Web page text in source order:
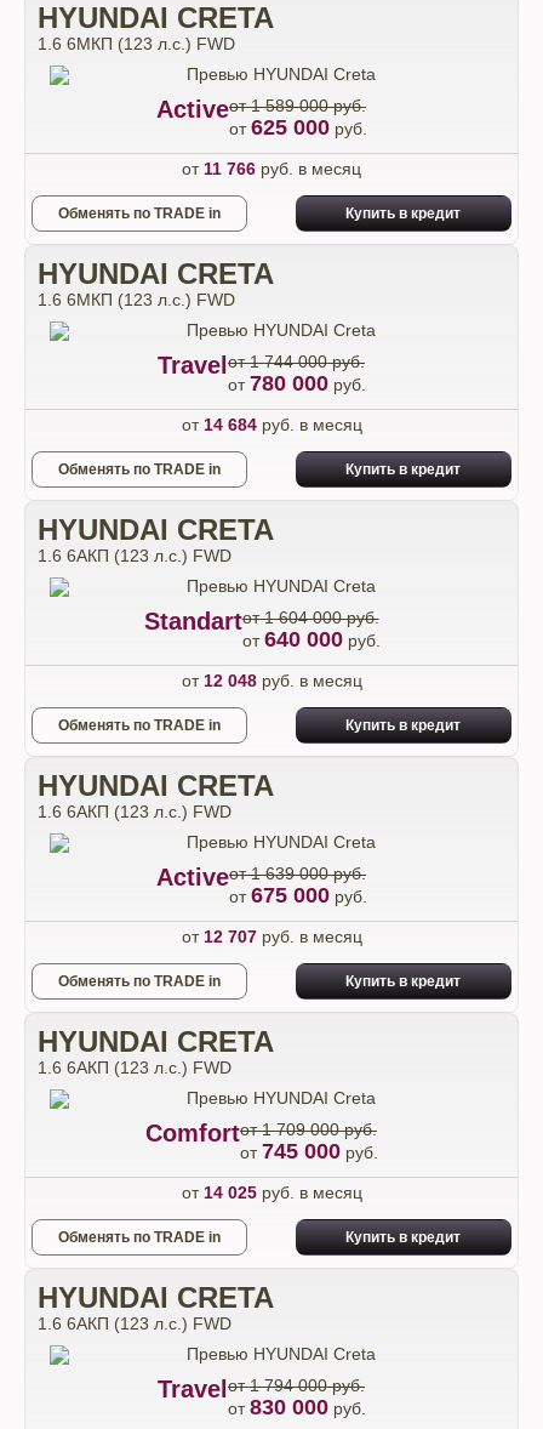
HYUNDAI CRETA
1.6 6МКП (123 л.с.) FWD
Activeот 1 589 000 руб.
от625 000 руб.
от 11 766 руб. в месяц
Обменять по TRADE in Купить в кредит
HYUNDAI CRETA
1.6 6МКП (123 л.с.) FWD
Travel от 1 744 000 руб.
от780 000 руб.
от 14 684руб. в месяц
Обменять по TRADE in Купить в кредит
HYUNDAI CRETA
1.6 6AКП (123 л.с.) FWD
Standartот 1 604 000 руб.
от640 000руб.
от 12 048руб. в месяц
Обменять по TRADE in Купить в кредит
HYUNDAI CRETA
1.6 6AКП (123 л.с.) FWD
Activeот 1 639 000 руб.
от675 000 руб.
от 12 707руб. в месяц
Обменять по TRADE in Купить в кредит
HYUNDAI CRETA
1.6 6AКП (123 л.с.) FWD
Comfortот 1 709 000 руб.
от745 000 руб.
от 14 025руб. в месяц
Обменять по TRADE in Купить в кредит
HYUNDAI CRETA
1.6 6AКП (123 л.с.) FWD
Travel от 1 794 000 руб.
от830 000 руб.